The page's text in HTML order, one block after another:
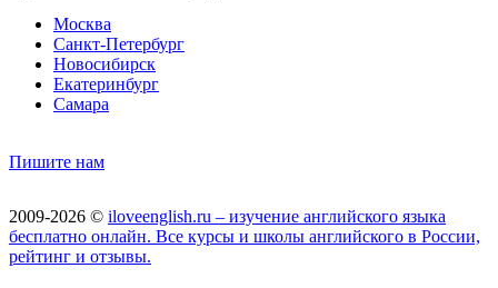
Москва
Санкт-Петербург
Новосибирск
Екатеринбург
Самара
Пишите нам
2009-2026 © iloveenglish.ru – изучение английского языка
бесплатно онлайн. Все курсы и школы английского в России,
рейтинг и отзывы.